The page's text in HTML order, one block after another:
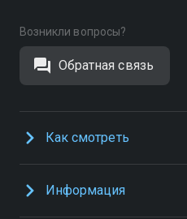
Возникли вопросы?
Обратная связь
Как смотреть
Информация